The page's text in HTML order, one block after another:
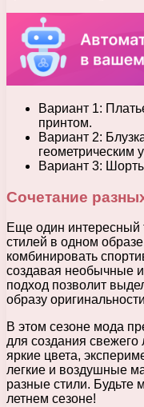
Вариант 1:
принтом.
Вариант 2:
геометрическим
Вариант 3:
Сочетание
Еще один интересный
стилей в одном
комбинировать
создавая необычные
подход позволит
образу
В этом сезоне мода
для создания свежего
яркие цвета,
легкие и воздушные
разные стили. Будьте
летнем сезоне!